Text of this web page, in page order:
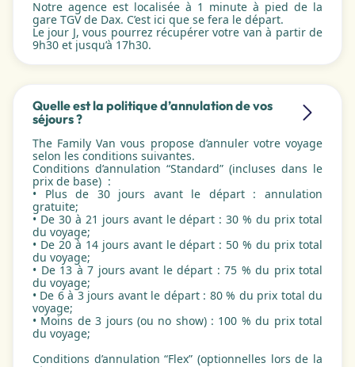
Notre agence est localisée à 1 minute à pied de la
gare TGV de Dax. C’est ici que se fera le départ.
Le jour J, vous pourrez récupérer votre van à partir de
9h30 et jusqu’à 17h30.
Quelle est la politique d’annulation de vos
séjours ?
The Family Van vous propose d’annuler votre voyage
selon les conditions suivantes.
Conditions d’annulation “Standard” (incluses dans le
prix de base) :
• Plus de 30 jours avant le départ : annulation
gratuite;
• De 30 à 21 jours avant le départ : 30 % du prix total
du voyage;
• De 20 à 14 jours avant le départ : 50 % du prix total
du voyage;
• De 13 à 7 jours avant le départ : 75 % du prix total
du voyage;
• De 6 à 3 jours avant le départ : 80 % du prix total du
voyage;
• Moins de 3 jours (ou no show) : 100 % du prix total
du voyage;
Conditions d’annulation “Flex” (optionnelles lors de la